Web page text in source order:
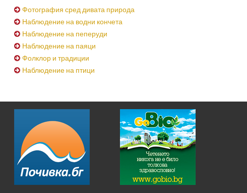
Фотография сред дивата природа
Наблюдение на водни кончета
Наблюдение на пеперуди
Наблюдение на паяци
Фолклор и традиции
Наблюдение на птици